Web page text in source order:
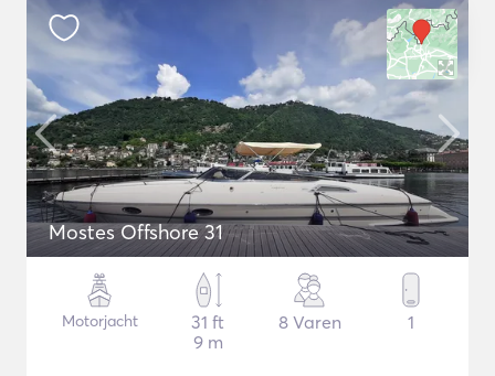
Mostes Offshore 31
Motorjacht
31 ft
9 m
8 Varen 1